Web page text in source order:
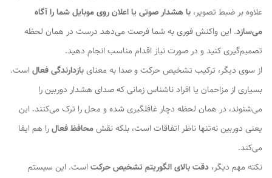
علاوه بر ضبط تصویر، با هشدار صوتی یا اعلان روی موبایل شما را آگاه
می‌سازد. این واکنش فوری به شما فرصت می‌دهد درست در همان لحظه
تصمیم‌گیری کنید و در صورت نیاز اقدام مناسب انجام دهید.
از سوی دیگر، ترکیب تشخیص حرکت و صدا به معنایبازدارندگی فعال است.
بسیاری از مزاحمان یا افراد ناشناس زمانی که صدای هشدار دوربین را
می‌شنوند، در همان لحظه دچار غافلگیری شده و محل را ترک می‌کنند. این
یعنی دوربین نه‌تنها ناظر اتفاقات است، بلکه نقشمحافظ فعالرا هم ایفا
می‌کند.
نکته مهم دیگر، دقت بالای الگوریتم تشخیص حرکت است. این سیستم